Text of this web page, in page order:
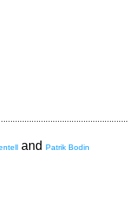
and Patrik Bodin